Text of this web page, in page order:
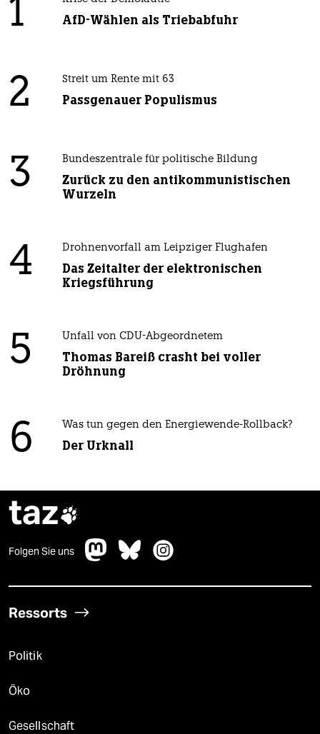
1 AfD-Wählen als Triebabfuhr
2 Streit um Rente mit 63
Passgenauer Populismus
3 Bundeszentrale für politische Bildung
Zurück zu den antikommunistischen
Wurzeln
4 Drohnenvorfall am Leipziger Flughafen
Das Zeitalter der elektronischen
Kriegsführung
5 Unfall von CDU-Abgeordnetem
Thomas Bareiß crasht bei voller
Dröhnung
6 Was tun gegen den Energiewende-Rollback?
Der Urknall
taz
Folgen Sie uns
Ressorts
Politik
Öko
Gesellschaft